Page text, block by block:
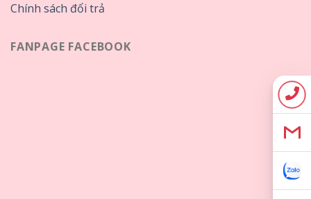
Chính sách đổi trả
FANPAGE FACEBOOK